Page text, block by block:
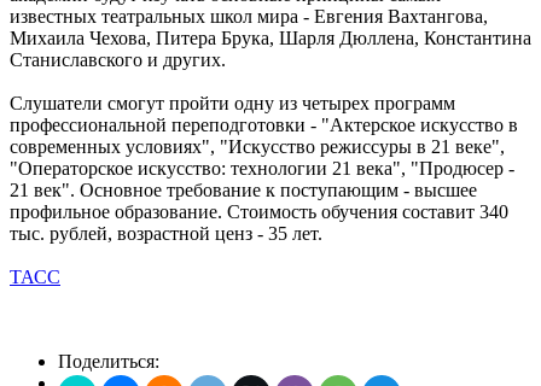
известных театральных школ мира - Евгения Вахтангова,
Михаила Чехова, Питера Брука, Шарля Дюллена, Константина
Станиславского и других.
Слушатели смогут пройти одну из четырех программ
профессиональной переподготовки - "Актерское искусство в
современных условиях", "Искусство режиссуры в 21 веке",
"Операторское искусство: технологии 21 века", "Продюсер -
21 век". Основное требование к поступающим - высшее
профильное образование. Стоимость обучения составит 340
тыс. рублей, возрастной ценз - 35 лет.
ТАСС
Поделиться: